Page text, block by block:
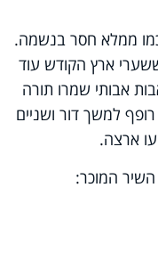
כמו ממלא חסר בנשמה.
ארץ הקודש עוד
אבותי שמרו תורה
למשך דור ושניים
ארצה.
השיר המוכר: